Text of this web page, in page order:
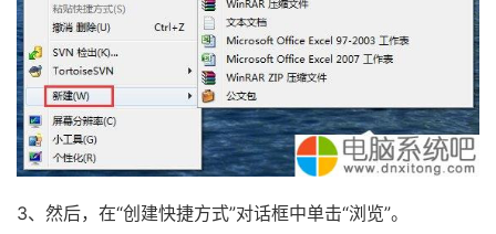
3、然后，在“创建快捷方式”对话框中单击“浏览”。